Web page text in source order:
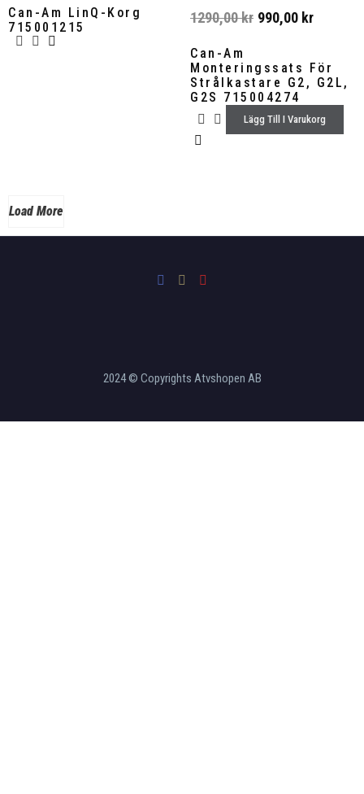
Can-Am LinQ-Korg
715001215
Can-Am
Monteringssats För
Strålkastare G2, G2L,
G2S 715004274
1290,00kr 990,00 kr
Lägg Till I Varukorg
Load More
2024 © Copyrights Atvshopen AB